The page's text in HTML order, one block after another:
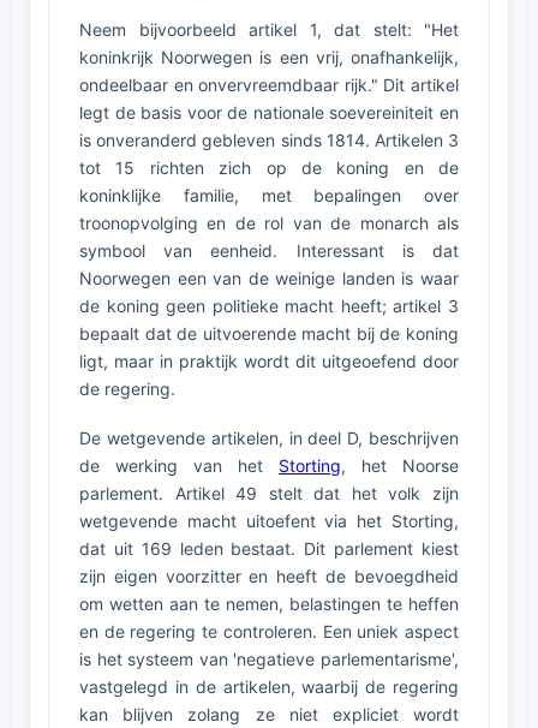
Neem bijvoorbeeld artikel 1, dat stelt: "Het
koninkrijk Noorwegen is een vrij, onafhankelijk,
ondeelbaar en onvervreemdbaar rijk." Dit artikel
legt de basis voor de nationale soevereiniteit en
is onveranderd gebleven sinds 1814. Artikelen 3
tot 15 richten zich op de koning en de
koninklijke familie, met bepalingen over
troonopvolging en de rol van de monarch als
symbool van eenheid. Interessant is dat
Noorwegen een van de weinige landen is waar
de koning geen politieke macht heeft; artikel 3
bepaalt dat de uitvoerende macht bij de koning
ligt, maar in praktijk wordt dit uitgeoefend door
de regering.
De wetgevende artikelen, in deel D, beschrijven
de werking van het Storting, het Noorse
parlement. Artikel 49 stelt dat het volk zijn
wetgevende macht uitoefent via het Storting,
dat uit 169 leden bestaat. Dit parlement kiest
zijn eigen voorzitter en heeft de bevoegdheid
om wetten aan te nemen, belastingen te heffen
en de regering te controleren. Een uniek aspect
is het systeem van 'negatieve parlementarisme',
vastgelegd in de artikelen, waarbij de regering
kan blijven zolang ze niet expliciet wordt